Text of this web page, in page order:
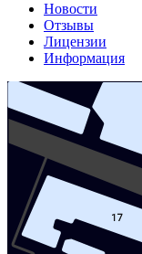
Новости
Отзывы
Лицензии
Информация